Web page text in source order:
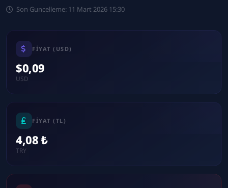
Son Guncelleme: 11 Mart 2026 15:30
FIYAT (USD)
$0,09
USD
FIYAT (TL)
4,08 ₺
TRY